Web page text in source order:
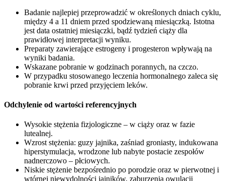
Badanie najlepiej przeprowadzić w określonych dniach cyklu,
między 4 a 11 dniem przed spodziewaną miesiączką. Istotna
jest data ostatniej miesiączki, bądź tydzień ciąży dla
prawidłowej interpretacji wyniku.
Preparaty zawierające estrogeny i progesteron wpływają na
wyniki badania.
Wskazane pobranie w godzinach porannych, na czczo.
W przypadku stosowanego leczenia hormonalnego zaleca się
pobranie krwi przed przyjęciem leków.
Odchylenie od wartości referencyjnych
Wysokie stężenia fizjologiczne – w ciąży oraz w fazie
lutealnej.
Wzrost stężenia: guzy jajnika, zaśniad groniasty, indukowana
hiperstymulacja, wrodzone lub nabyte postacie zespołów
nadnerczowo – płciowych.
Niskie stężenie bezpośrednio po porodzie oraz w pierwotnej i
wtórnej niewydolności jajników, zaburzenia owulacji